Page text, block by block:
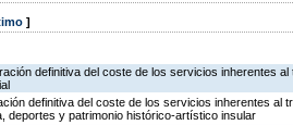
]
definitiva del coste de los servicios inherentes al
definitiva del coste de los servicios inherentes al
deportes y patrimonio histórico-artístico insular